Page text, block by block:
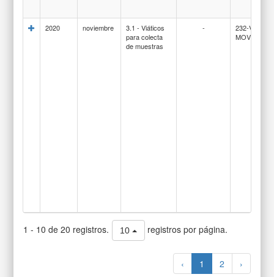
2020 noviembre
3.1 - Viáticos
para colecta
de muestras
-
232-
MOVILIDAD
1 - 10 de 20 registros. 10 registros por página.
‹ 1 2 ›